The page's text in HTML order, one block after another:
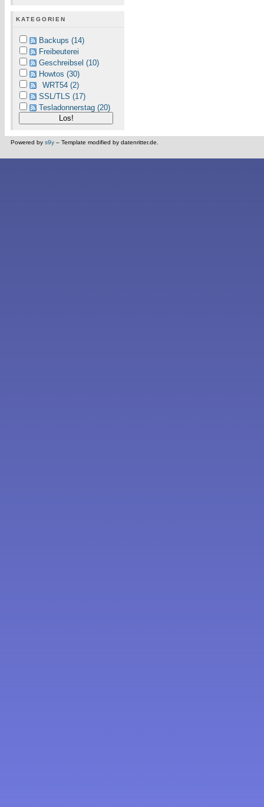
KATEGORIEN
Backups (14)
Freibeuterei
Geschreibsel (10)
Howtos (30)
WRT54 (2)
SSL/TLS (17)
Tesladonnerstag (20)
Powered by s9y – Template modified by datenritter.de.